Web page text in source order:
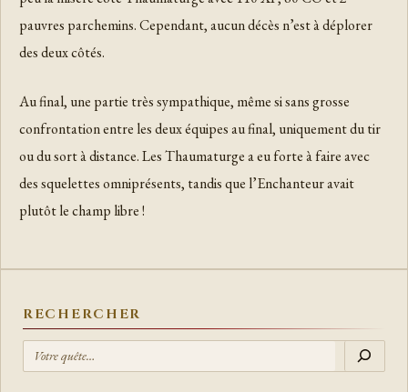
pauvres parchemins. Cependant, aucun décès n’est à déplorer
des deux côtés.
Au final, une partie très sympathique, même si sans grosse
confrontation entre les deux équipes au final, uniquement du tir
ou du sort à distance. Les Thaumaturge a eu forte à faire avec
des squelettes omniprésents, tandis que l’Enchanteur avait
plutôt le champ libre !
RECHERCHER
E